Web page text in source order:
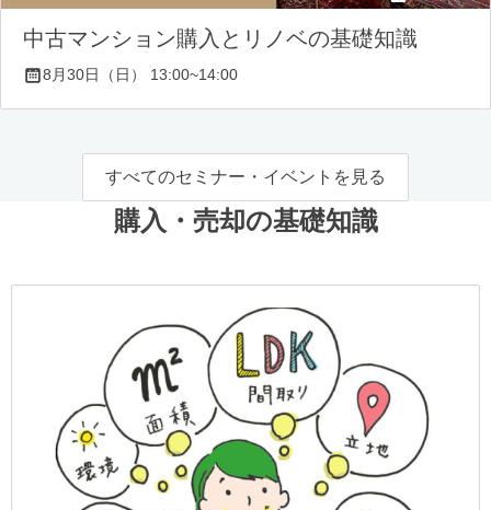
中古マンション購入とリノベの基礎知識
8月30日（日） 13:00~14:00
すべてのセミナー・イベントを見る
購入・売却の基礎知識